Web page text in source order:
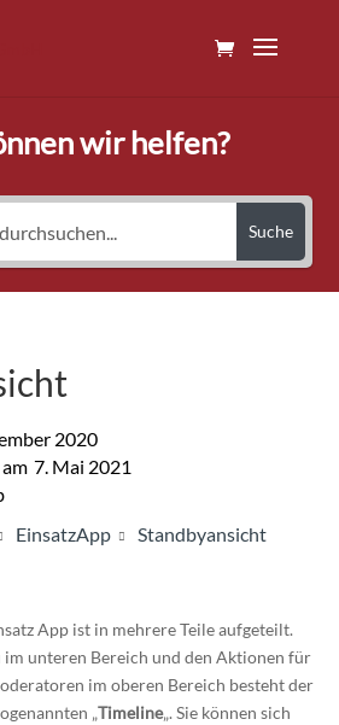
wir helfen?
Suche
2020
7. Mai 2021
EinsatzApp Standbyansicht
App ist in mehrere Teile aufgeteilt.
im unteren Bereich und den Aktionen für
im oberen Bereich besteht der
„Timeline„. Sie können sich